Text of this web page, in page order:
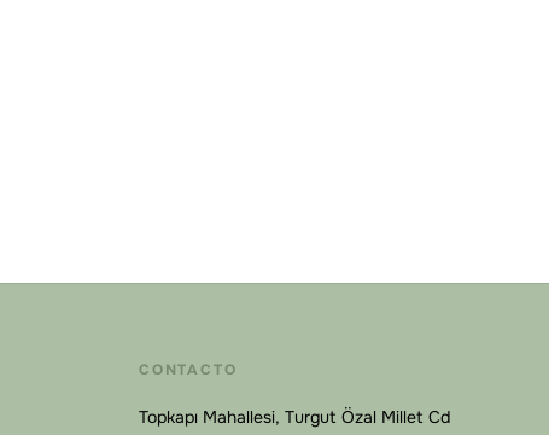
CONTACTO
Topkapı Mahallesi, Turgut Özal Millet Cd